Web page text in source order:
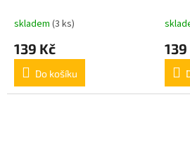
skladem (3 ks)
139 Kč
Do košíku